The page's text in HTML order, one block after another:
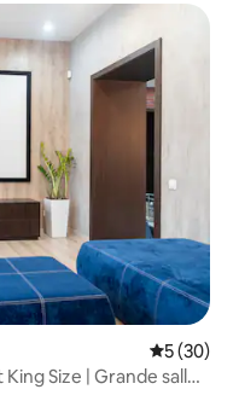
appréciés
5 (30)
Size | Grande salle